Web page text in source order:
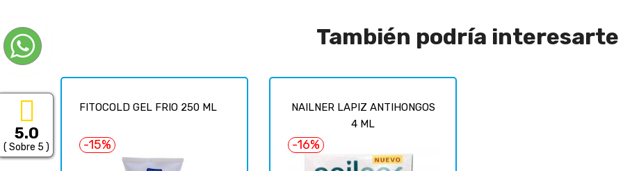
También podría interesarte
FITOCOLD GEL FRIO 250 ML
-15%
NAILNER LAPIZ ANTIHONGOS
4 ML
-16%
5.0
( Sobre 5 )